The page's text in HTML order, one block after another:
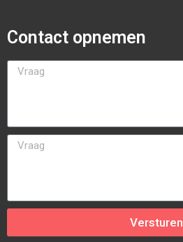
Contact opnemen
Versturen